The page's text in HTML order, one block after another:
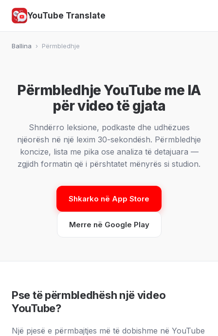
YouTube Translate
Ballina › Përmbledhje
Përmbledhje YouTube me IA
për video të gjata
Shndërro leksione, podkaste dhe udhëzues
njëorësh në një lexim 30-sekondësh. Përmbledhje
koncize, lista me pika ose analiza të detajuara —
zgjidh formatin që i përshtatet mënyrës si studion.
Shkarko në App Store
Merre në Google Play
Pse të përmbledhësh një video
YouTube?
Një pjesë e përmbajtjes më të dobishme në YouTube